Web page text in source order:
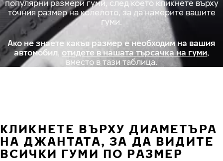
популярни размери гуми, след което кликнете върху
точния размер на колелото, за да намерите вашите
гуми.
Ако не знаете какъв размер е необходим на вашия
автомобил, отидете в нашата търсачка на гуми,
вместо в тази таблица.
КЛИКНЕТЕ ВЪРХУ ДИАМЕТЪРА
НА ДЖАНТАТА, ЗА ДА ВИДИТЕ
ВСИЧКИ ГУМИ ПО РАЗМЕР